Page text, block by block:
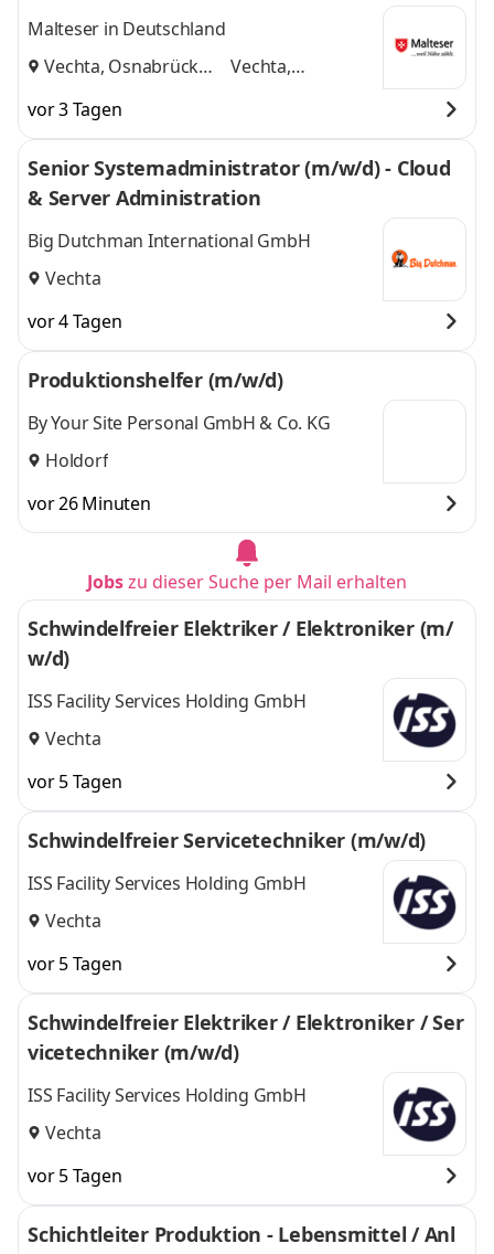
Malteser in Deutschland
Vechta, Osnabrück
Vechta,
vor 3 Tagen
Senior Systemadministrator (m/w/d) - Cloud
& Server Administration
Big Dutchman International GmbH
Vechta
vor 4 Tagen
Produktionshelfer (m/w/d)
By Your Site Personal GmbH & Co. KG
Holdorf
vor 26 Minuten
Jobszu dieser Suche per Mail erhalten
Schwindelfreier Elektriker / Elektroniker (m/
w/d)
ISS Facility Services Holding GmbH
Vechta
vor 5 Tagen
Schwindelfreier Servicetechniker (m/w/d)
ISS Facility Services Holding GmbH
Vechta
vor 5 Tagen
Schwindelfreier Elektriker / Elektroniker / Ser
vicetechniker (m/w/d)
ISS Facility Services Holding GmbH
Vechta
vor 5 Tagen
Schichtleiter Produktion - Lebensmittel / Anl